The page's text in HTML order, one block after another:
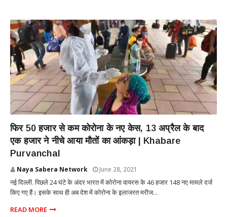
फिर 50 हजार से कम कोरोना के नए केस, 13 अप्रैल के बाद
एक हजार ने नीचे आया मौतों का आंकड़ा | Khabare
Purvanchal
Naya Sabera Network June 28, 2021
नई दिल्ली. पिछले 24 घंटे के अंदर भारत में कोरोना वायरस के 46 हजार 148 नए मामले दर्ज
किए गए हैं। इसके साथ ही अब देश में कोरोना के इलाजरत मरीज...
READ MORE